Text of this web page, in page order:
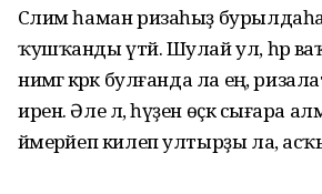
Сәлим һаман ризаһыҙ
ҡушҡанды үтәй. Шулай ул, һәр
нимәгә кәрәк булғанда ла еңә,
ирен. Әле лә, һүҙен өҫкә сығара
йәмерәйеп килеп ултырҙы ла,